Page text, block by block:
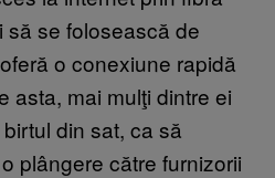
să se folosească de
o conexiune rapidă
asta, mai mulţi dintre ei
din sat, ca să
plângere către furnizorii